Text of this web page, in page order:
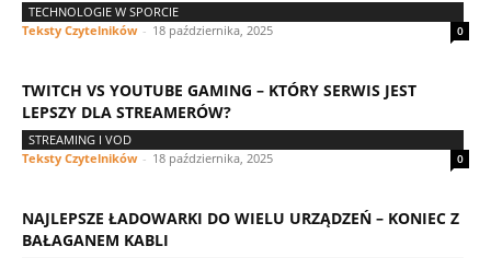
TECHNOLOGIE W SPORCIE
Teksty Czytelników - 18 października, 2025 0
TWITCH VS YOUTUBE GAMING – KTÓRY SERWIS JEST
LEPSZY DLA STREAMERÓW?
STREAMING I VOD
Teksty Czytelników - 18 października, 2025 0
NAJLEPSZE ŁADOWARKI DO WIELU URZĄDZEŃ – KONIEC Z
BAŁAGANEM KABLI